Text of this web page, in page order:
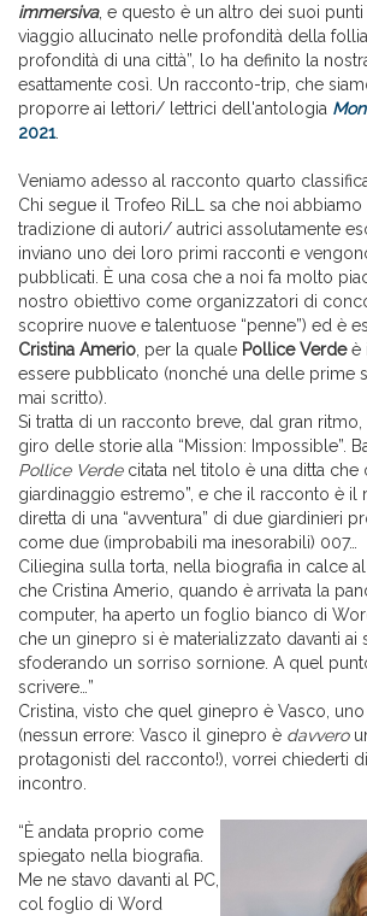
immersiva, e questo è un altro dei suoi punti
viaggio allucinato nelle profondità della
profondità di una città”, lo ha definito la
esattamente così. Un racconto-trip, che
proporre ai lettori/ lettrici dell'antologia
2021.
Veniamo adesso al racconto quarto
Chi segue il Trofeo RiLL sa che noi abbiamo
tradizione di autori/ autrici assolutamente
inviano uno dei loro primi racconti e
pubblicati. È una cosa che a noi fa molto
nostro obiettivo come organizzatori di
scoprire nuove e talentuose “penne”) ed è
Cristina Amerio , per la quale Pollice Verdeè
essere pubblicato (nonché una delle prime
mai scritto).
Si tratta di un racconto breve, dal gran ritmo,
giro delle storie alla “Mission: Impossible”.
Pollice Verdecitata nel titolo è una ditta che
giardinaggio estremo”, e che il racconto è il
diretta di una “avventura” di due giardinieri
come due (improbabili ma inesorabili) 007…
Ciliegina sulla torta, nella biografia in calce
che Cristina Amerio, quando è arrivata la
computer, ha aperto un foglio bianco di
che un ginepro si è materializzato davanti ai
sfoderando un sorriso sornione. A quel
scrivere…”
Cristina, visto che quel ginepro è Vasco,
(nessun errore: Vasco il ginepro è davvero
protagonisti del racconto!), vorrei chiederti
incontro.
“È andata proprio come
spiegato nella biografia.
Me ne stavo davanti al PC,
col foglio di Word